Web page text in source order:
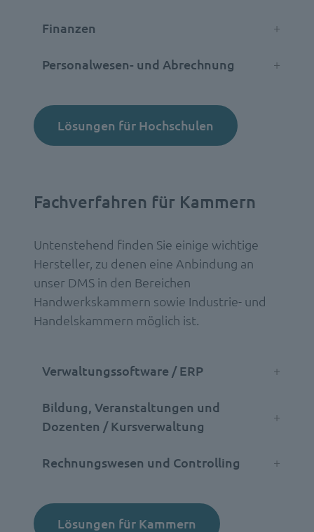
Finanzen
Personalwesen- und Abrechnung
Lösungen für Hochschulen
Fachverfahren für Kammern
Untenstehend finden Sie einige wichtige
Hersteller, zu denen eine Anbindung an
unser DMS in den Bereichen
Handwerkskammern sowie Industrie- und
Handelskammern möglich ist.
Verwaltungssoftware / ERP
Bildung, Veranstaltungen und
Dozenten / Kursverwaltung
Rechnungswesen und Controlling
Lösungen für Kammern